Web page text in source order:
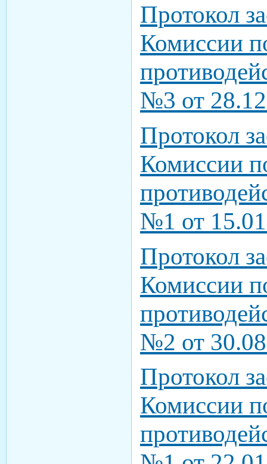
Протокол
Комиссии
№3 от
Протокол
Комиссии
№1 от
Протокол
Комиссии
№2 от
Протокол
Комиссии